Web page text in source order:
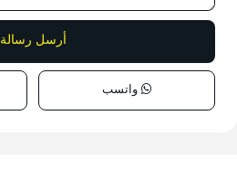
واتسب